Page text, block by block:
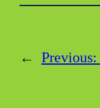
← Previous: